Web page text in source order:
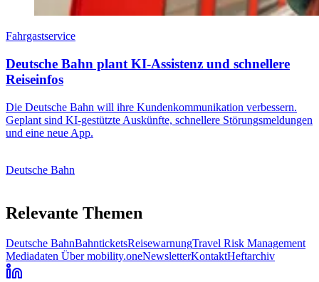
Fahrgastservice
Deutsche Bahn plant KI-Assistenz und schnellere
Reiseinfos
Die Deutsche Bahn will ihre Kundenkommunikation verbessern.
Geplant sind KI-gestützte Auskünfte, schnellere Störungsmeldungen
und eine neue App.
Deutsche Bahn
Relevante Themen
Deutsche BahnBahnticketsReisewarnungTravel Risk Management
Mediadaten Über mobility.oneNewsletterKontaktHeftarchiv